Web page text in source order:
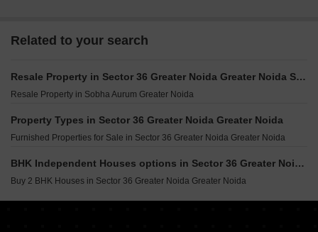
Related to your search
Resale Property in Sector 36 Greater Noida Greater Noida Societies
Resale Property in Sobha Aurum Greater Noida
Property Types in Sector 36 Greater Noida Greater Noida
Furnished Properties for Sale in Sector 36 Greater Noida Greater Noida
BHK Independent Houses options in Sector 36 Greater Noida Greater Noida
Buy 2 BHK Houses in Sector 36 Greater Noida Greater Noida